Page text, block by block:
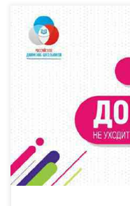
Приглашаем
принять участие во
уходит на каникулы».
эффективной системы
(волонтерства) в